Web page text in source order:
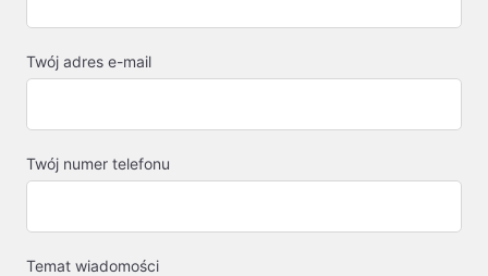
Twój adres e-mail
Twój numer telefonu
Temat wiadomości